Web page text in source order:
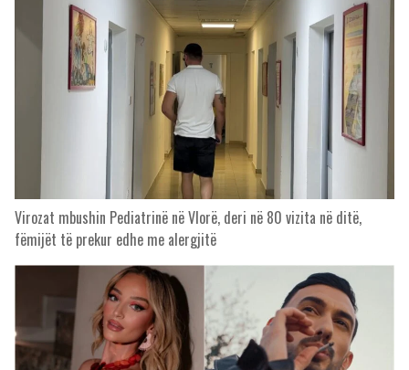
Virozat mbushin Pediatrinë në Vlorë, deri në 80 vizita në ditë,
fëmijët të prekur edhe me alergjitë